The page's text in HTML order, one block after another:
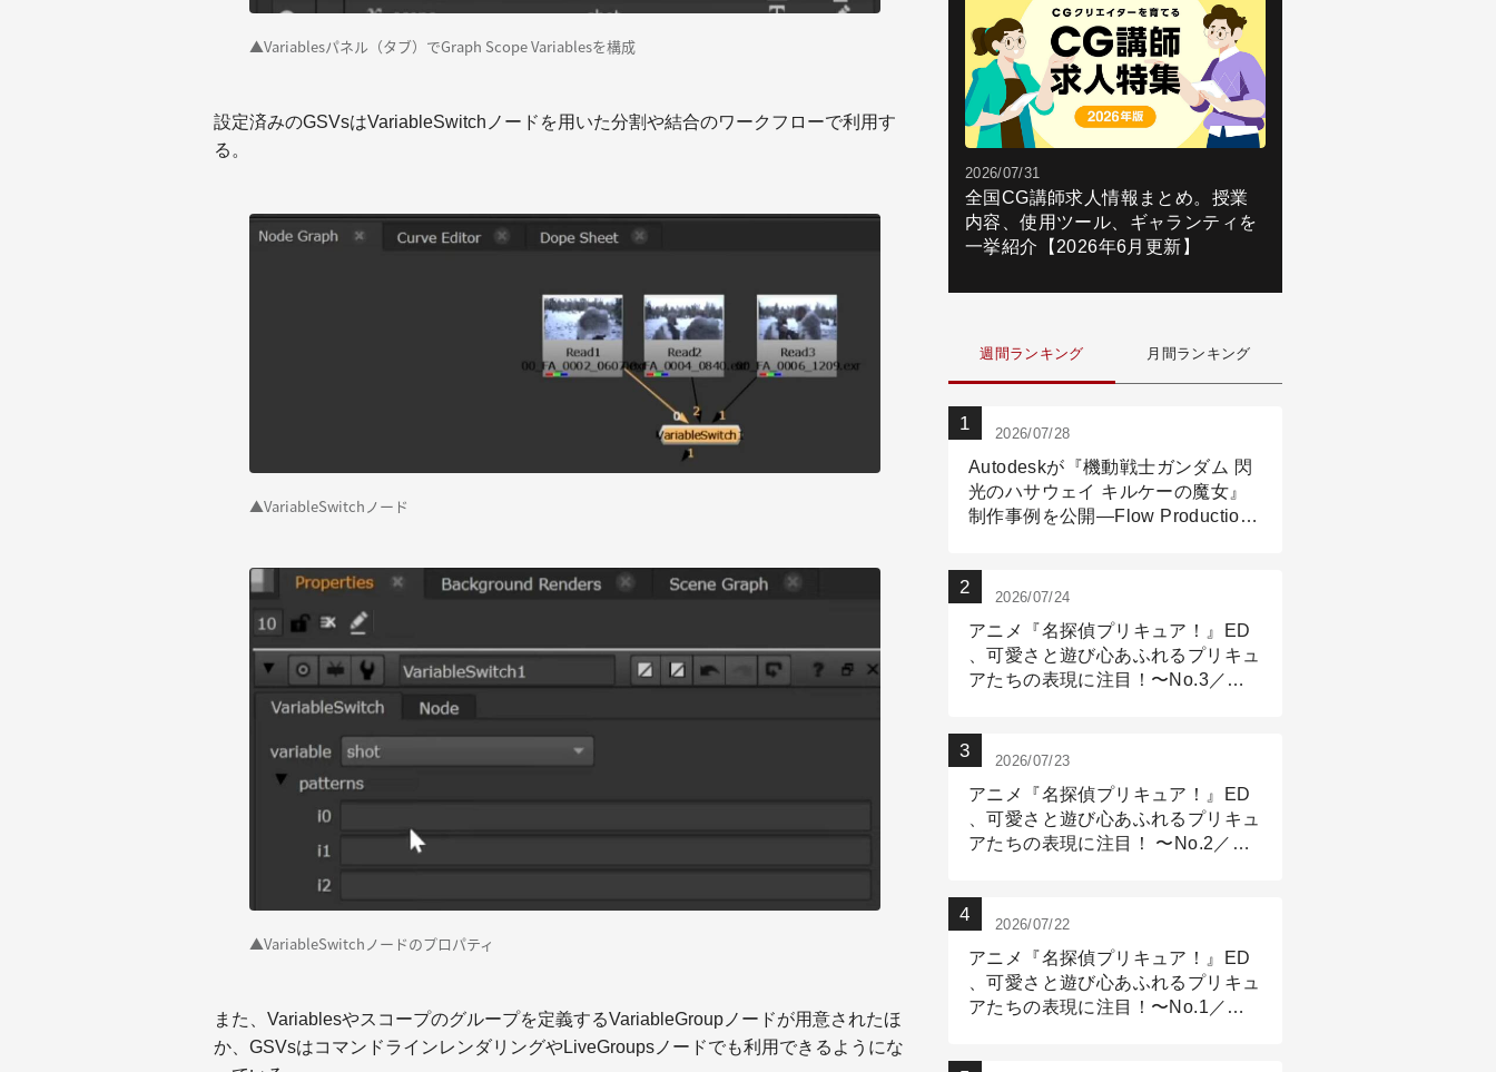
▲Variablesパネル（タブ）でGraph Scope Variablesを構成
設定済みのGSVsはVariableSwitchノードを用いた分割や結合のワークフローで利用す
る。
▲VariableSwitchノード
▲VariableSwitchノードのプロパティ
また、Variablesやスコープのグループを定義するVariableGroupノードが用意されたほ
か、GSVsはコマンドラインレンダリングやLiveGroupsノードでも利用できるようにな
2026/07/31
全国CG講師求人情報まとめ。授業
内容、使用ツール、ギャランティを
一挙紹介【2026年6月更新】
週間ランキング 月間ランキング
2026/07/28
Autodeskが『機動戦士ガンダム 閃
光のハサウェイ キルケーの魔女』
制作事例を公開―Flow Production
2026/07/24
アニメ『名探偵プリキュア！』ED
、可愛さと遊び心あふれるプリキュ
アたちの表現に注目！〜No.3／ア
2026/07/23
アニメ『名探偵プリキュア！』ED
、可愛さと遊び心あふれるプリキュ
アたちの表現に注目！ 〜No.2／モ
2026/07/22
アニメ『名探偵プリキュア！』ED
、可愛さと遊び心あふれるプリキュ
アたちの表現に注目！〜No.1／演